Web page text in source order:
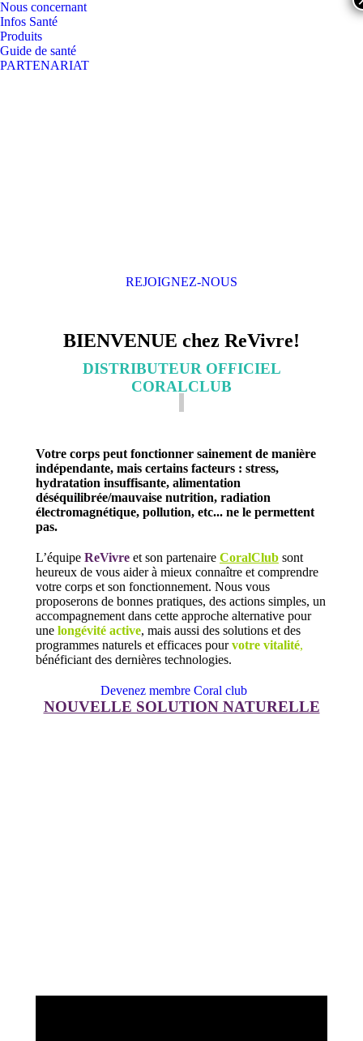
Nous concernant
Infos Santé
Produits
Guide de santé
PARTENARIAT
REJOIGNEZ-NOUS
BIENVENUE chez ReVivre!
DISTRIBUTEUR OFFICIEL
CORALCLUB
Votre corps peut fonctionner sainement de manière
indépendante, mais certains facteurs : stress,
hydratation insuffisante, alimentation
déséquilibrée/mauvaise nutrition, radiation
électromagnétique, pollution, etc... ne le permettent
pas.
L’équipe ReVivre et son partenaire CoralClub sont
heureux de vous aider à mieux connaître et comprendre
votre corps et son fonctionnement. Nous vous
proposerons de bonnes pratiques, des actions simples, un
accompagnement dans cette approche alternative pour
une longévité active, mais aussi des solutions et des
programmes naturels et efficaces pourvotre vitalité,
bénéficiant des dernières technologies.
Devenez membre Coral club
NOUVELLE SOLUTION NATURELLE